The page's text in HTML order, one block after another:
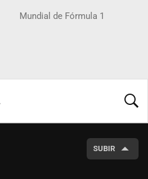
Mundial de Fórmula 1
SUBIR